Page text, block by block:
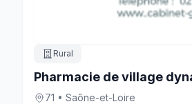
Rural
Pharmacie de village
71 • Saône-et-Loire